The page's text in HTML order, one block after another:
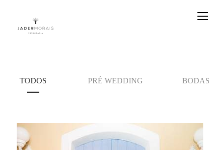
TODOS PRÉ WEDDING BODAS